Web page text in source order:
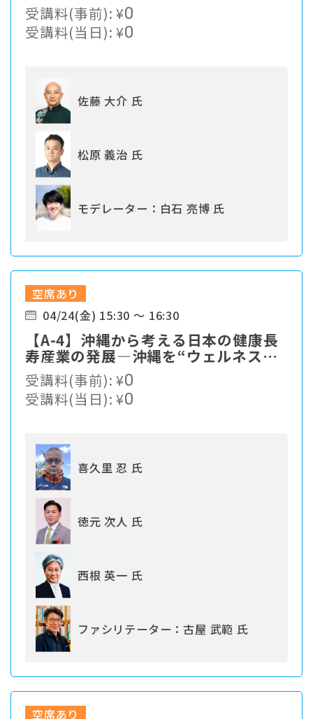
の実践と展望
受講料(事前):¥0
受講料(当日):¥0
佐藤 大介 氏
松原 義治 氏
モデレーター：白石 亮博 氏
空席あり
04/24(金) 15:30 ～ 16:30
【A-4】沖縄から考える日本の健康長
寿産業の発展―沖縄を“ウェルネスア
イランド”にするためには？
受講料(事前):¥0
受講料(当日):¥0
喜久里 忍 氏
徳元 次人 氏
西根 英一 氏
ファシリテーター：古屋 武範 氏
空席あり